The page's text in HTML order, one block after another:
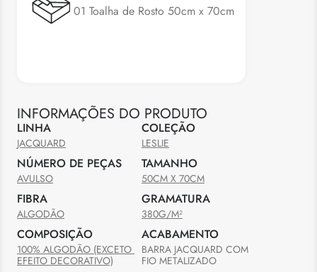
01 Toalha de Rosto 50cm x 70cm
INFORMAÇÕES DO PRODUTO
LINHA
JACQUARD
COLEÇÃO
LESLIE
NÚMERO DE PEÇAS
AVULSO
TAMANHO
50CM X 70CM
FIBRA
ALGODÃO
GRAMATURA
380G/M²
COMPOSIÇÃO
100% ALGODÃO (EXCETO
EFEITO DECORATIVO)
ACABAMENTO
BARRA JACQUARD COM
FIO METALIZADO